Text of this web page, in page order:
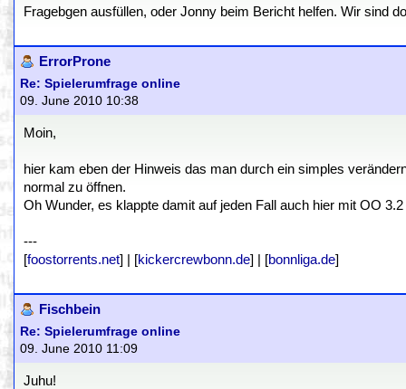
Fragebgen ausfüllen, oder Jonny beim Bericht helfen. Wir sind
ErrorProne
Re: Spielerumfrage online
09. June 2010 10:38
Moin,
hier kam eben der Hinweis das man durch ein simples
normal zu öffnen.
Oh Wunder, es klappte damit auf jeden Fall auch hier mit OO 3.2
---
[foostorrents.net] | [kickercrewbonn.de] | [bonnliga.de]
Fischbein
Re: Spielerumfrage online
09. June 2010 11:09
Juhu!